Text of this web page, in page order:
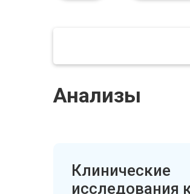
Анализы
Клинические
исследования